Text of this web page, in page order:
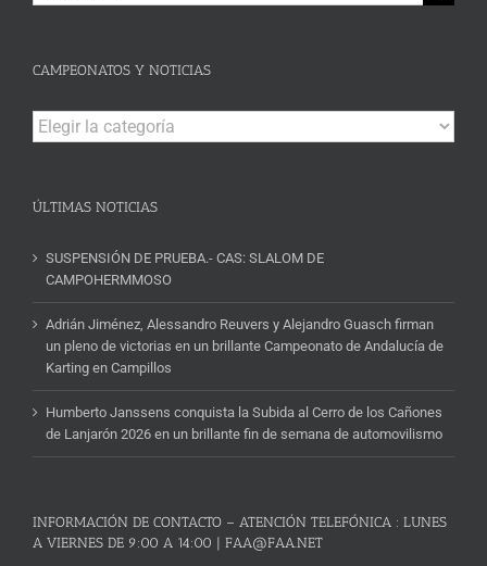
CAMPEONATOS Y NOTICIAS
Campeonatos
y
ÚLTIMAS NOTICIAS
SUSPENSIÓN DE PRUEBA.- CAS: SLALOM DE
CAMPOHERMMOSO
Adrián Jiménez, Alessandro Reuvers y Alejandro Guasch firman
un pleno de victorias en un brillante Campeonato de Andalucía de
Karting en Campillos
Humberto Janssens conquista la Subida al Cerro de los Cañones
de Lanjarón 2026 en un brillante fin de semana de automovilismo
INFORMACIÓN DE CONTACTO – ATENCIÓN TELEFÓNICA : LUNES
A VIERNES DE 9:00 A 14:00 | FAA@FAA.NET